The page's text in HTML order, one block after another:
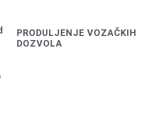
PRODULJENJE VOZAČKIH
DOZVOLA